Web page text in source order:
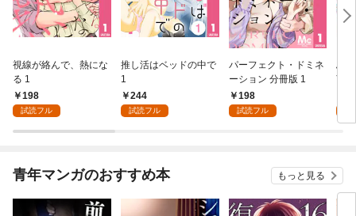
視線が絡んで、熱にな
る 1
198
試読フル
推し活はベッドの中で
1
244
試読フル
パーフェクト・ドミネ
ーション 分冊版 1
198
試読フル
ふ
言
青年マンガのおすすめ本 もっと見る